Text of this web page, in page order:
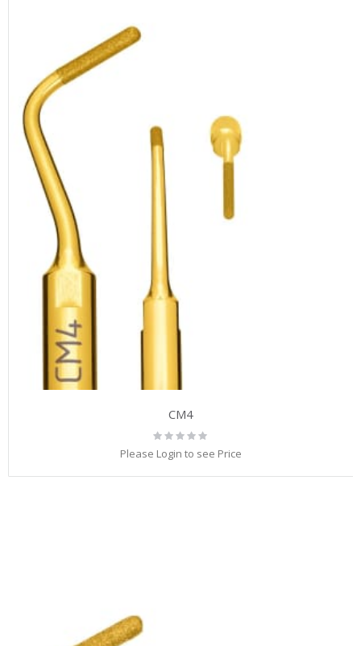
CM4
Rating:
0%
Please Login to see Price